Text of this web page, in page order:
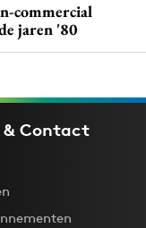
commercial
jaren '80
& Contact